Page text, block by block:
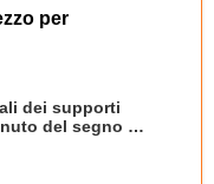
per
dei supporti
del segno di